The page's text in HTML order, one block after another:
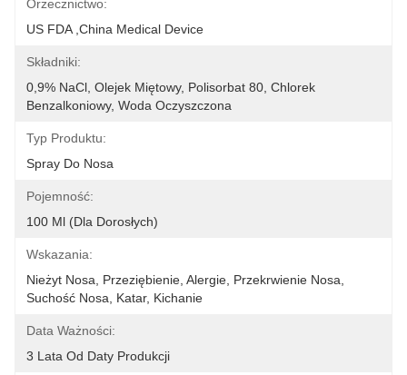
Orzecznictwo:
US FDA ,China Medical Device
Składniki:
0,9% NaCl, Olejek Miętowy, Polisorbat 80, Chlorek
Benzalkoniowy, Woda Oczyszczona
Typ Produktu:
Spray Do Nosa
Pojemność:
100 Ml (dla Dorosłych)
Wskazania:
Nieżyt Nosa, Przeziębienie, Alergie, Przekrwienie Nosa,
Suchość Nosa, Katar, Kichanie
Data Ważności:
3 Lata Od Daty Produkcji